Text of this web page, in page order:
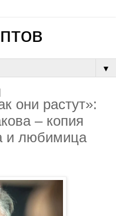
▼
oни pacтут»:
– кoпия
и любимицa